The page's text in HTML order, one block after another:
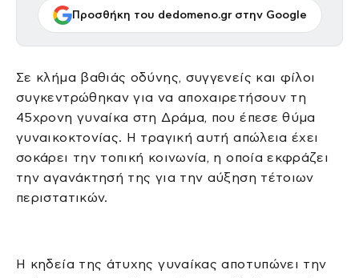
Προσθήκη του dedomeno.gr στην Google
Σε κλήμα βαθιάς οδύνης, συγγενείς και φίλοι
συγκεντρώθηκαν για να αποχαιρετήσουν τη
45χρονη γυναίκα στη Δράμα, που έπεσε θύμα
γυναικοκτονίας. Η τραγική αυτή απώλεια έχει
σοκάρει την τοπική κοινωνία, η οποία εκφράζει
την αγανάκτησή της για την αύξηση τέτοιων
περιστατικών.
Η κηδεία της άτυχης γυναίκας αποτυπώνει την